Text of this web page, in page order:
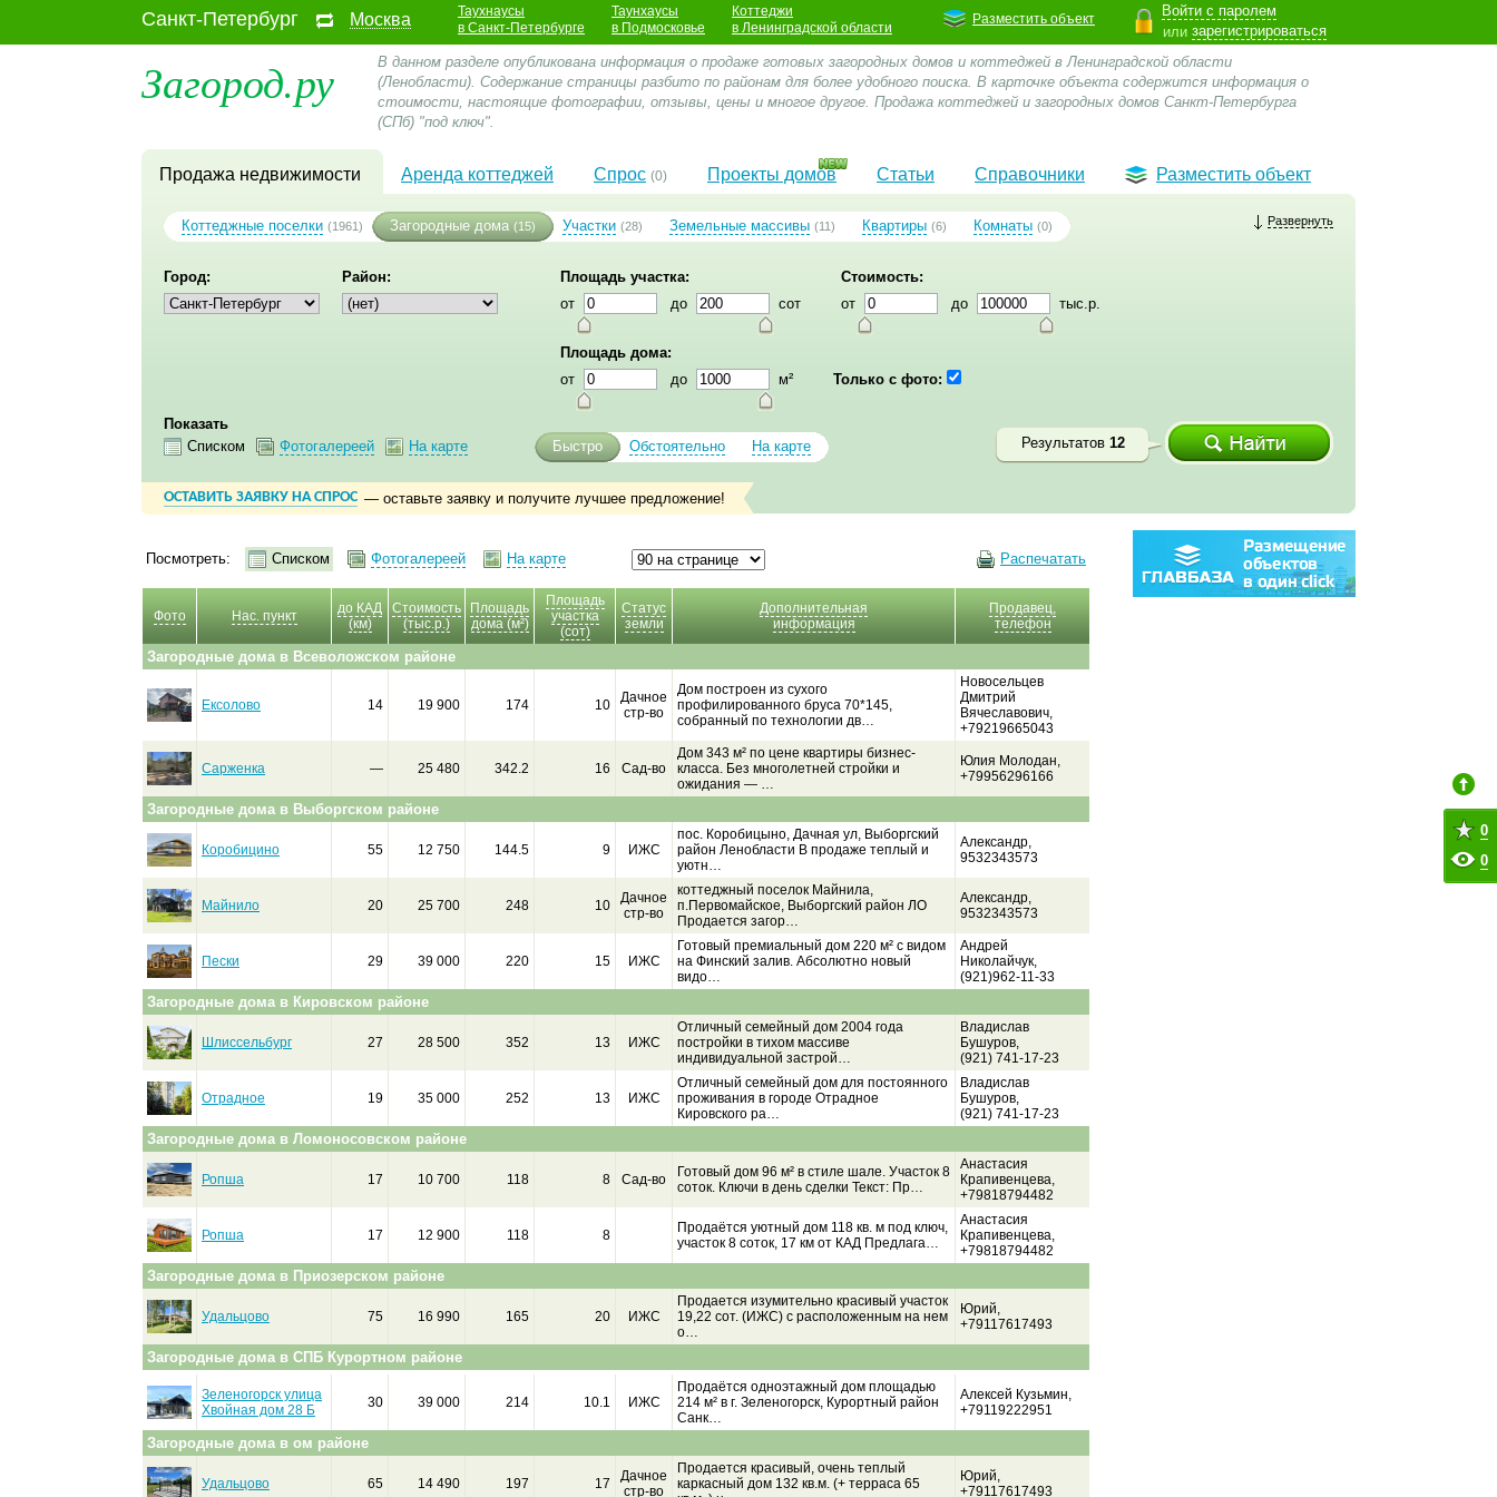
Санкт-Петербург Москва
Таухнаусы
в Санкт-Петербурге
Таунхаусы
в Подмосковье
Коттеджи
в Ленинградской области
Войти с паролем
или зарегистрироваться
Разместить объект
Загород.ру
В данном разделе опубликована информация о продаже готовых загородных домов и коттеджей в Ленинградской области
(Ленобласти). Содержание страницы разбито по районам для более удобного поиска. В карточке объекта содержится информация о
стоимости, настоящие фотографии, отзывы, цены и многое другое. Продажа коттеджей и загородных домов Санкт-Петербурга
(СПб) "под ключ".
Продажа недвижимости Аренда коттеджей Спрос (0) Проекты домов Статьи Справочники Разместить объект
Коттеджные поселки (1961) Загородные дома (15) Участки (28) Земельные массивы (11) Квартиры (6) Комнаты (0) Развернуть
Город: Район:
Площадь участка:
от
до сот
Стоимость:
от
до тыс.р.
Площадь дома:
от
до м² Только с фото:
Показать
Списком
Фотогалереей На карте Быстро Обстоятельно На карте Результатов 12
ОСТАВИТЬ ЗАЯВКУ НА СПРОС — оставьте заявку и получите лучшее предложение!
Посмотреть: Списком Фотогалереей На карте Распечатать
Фото Нас. пункт
до КАД
(км)
Стоимость
(тыс.р.)
Площадь
дома (м²)
Площадь
участка
(сот)
Статус
земли
Дополнительная
информация
Продавец,
телефон
Загородные дома в Всеволожском районе
Ексолово 14 19 900 174 10
Дачное
стр-во
Дом построен из сухого
профилированного бруса 70*145,
собранный по технологии дв…
Новосельцев
Дмитрий
Вячеславович,
+79219665043
Сарженка — 25 480 342.2 16 Сад-во
Дом 343 м² по цене квартиры бизнес-
класса. Без многолетней стройки и
ожидания — …
Юлия Молодан,
+79956296166
Загородные дома в Выборгском районе
Коробицино 55 12 750 144.5 9 ИЖС
пос. Коробицыно, Дачная ул, Выборгский
район Ленобласти В продаже теплый и
уютн…
Александр,
9532343573
Майнило 20 25 700 248 10
Дачное
стр-во
коттеджный поселок Майнила,
п.Первомайское, Выборгский район ЛО
Продается загор…
Александр,
9532343573
Пески 29 39 000 220 15 ИЖС
Готовый премиальный дом 220 м² с видом
на Финский залив. Абсолютно новый
видо…
Андрей
Николайчук,
(921)962-11-33
Загородные дома в Кировском районе
Шлиссельбург 27 28 500 352 13 ИЖС
Отличный семейный дом 2004 года
постройки в тихом массиве
индивидуальной застрой…
Владислав
Бушуров,
(921) 741-17-23
Отрадное 19 35 000 252 13 ИЖС
Отличный семейный дом для постоянного
проживания в городе Отрадное
Кировского ра…
Владислав
Бушуров,
(921) 741-17-23
Загородные дома в Ломоносовском районе
Ропша 17 10 700 118 8 Сад-во
Готовый дом 96 м² в стиле шале. Участок 8
соток. Ключи в день сделки Текст: Пр…
Анастасия
Крапивенцева,
+79818794482
Ропша 17 12 900 118 8
Продаётся уютный дом 118 кв. м под ключ,
участок 8 соток, 17 км от КАД Предлага…
Анастасия
Крапивенцева,
+79818794482
Загородные дома в Приозерском районе
Удальцово 75 16 990 165 20 ИЖС
Продается изумительно красивый участок
19,22 сот. (ИЖС) с расположенным на нем
о…
Юрий,
+79117617493
Загородные дома в СПБ Курортном районе
Зеленогорск улица
Хвойная дом 28 Б
30 39 000 214 10.1 ИЖС
Продаётся одноэтажный дом площадью
214 м² в г. Зеленогорск, Курортный район
Санк…
Алексей Кузьмин,
+79119222951
Загородные дома в ом районе
Удальцово 65 14 490 197 17
Дачное
стр-во
Продается красивый, очень теплый
каркасный дом 132 кв.м. (+ терраса 65
Юрий,
+79117617493
0
0